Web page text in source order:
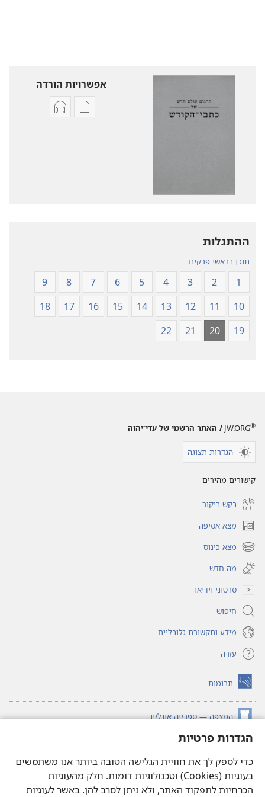
הגדרות פרטיות
כדי לספק לך את חוויית הגלישה הטובה ביותר אנו משתמשים
בעוגיות (Cookies) וטכנולוגיות דומות. חלק מהעוגיות
הכרחיות לתפקוד האתר, ולא ניתן לסרב להן. באשר לעוגיות
אפשרויות הורדה
אפשרויותאפשרויות
ההתגלות
תוכן בראשי פרקים
1
2
3
4
5
6
7
8
9
10
11
12
13
14
15
16
17
18
19
20
21
22
JW.ORG® / האתר הרשמי של עדי־יהוה
הגדרות תצוגה
קישורים מהירים
בקש ביקור
מצא אסיפה(פותח
חלון
חדש)
מצא כינוס(פותח
חלון
חדש)
מה חדש
סרטוני וידיאו
חיפוש
מידע ותקשורת גלובליים
עזרה
תרומות (פותח
חלון
חדש) המצפה — ספרייה אונליין (פותח
חדש) JW Hub
®
חלון